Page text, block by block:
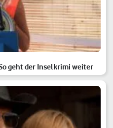
geht der Inselkrimi weiter